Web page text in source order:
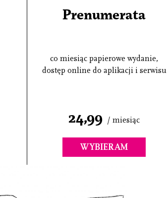
Prenumerata
co miesiąc papierowe wydanie,
dostęp online do aplikacji i serwisu
24,99 / miesiąc
WYBIERAM